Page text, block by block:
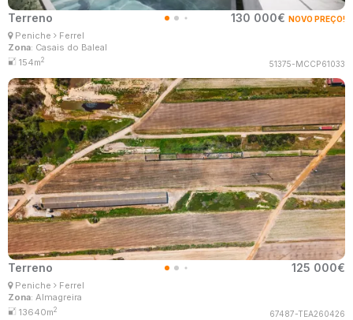
Terreno 130 000€ NOVO PREÇO!
Peniche
Ferrel
Zona: Casais do Baleal
154m2 51375-MCCP61033
Terreno 125 000€
Peniche
Ferrel
Zona: Almagreira
13640m2 67487-TEA260426